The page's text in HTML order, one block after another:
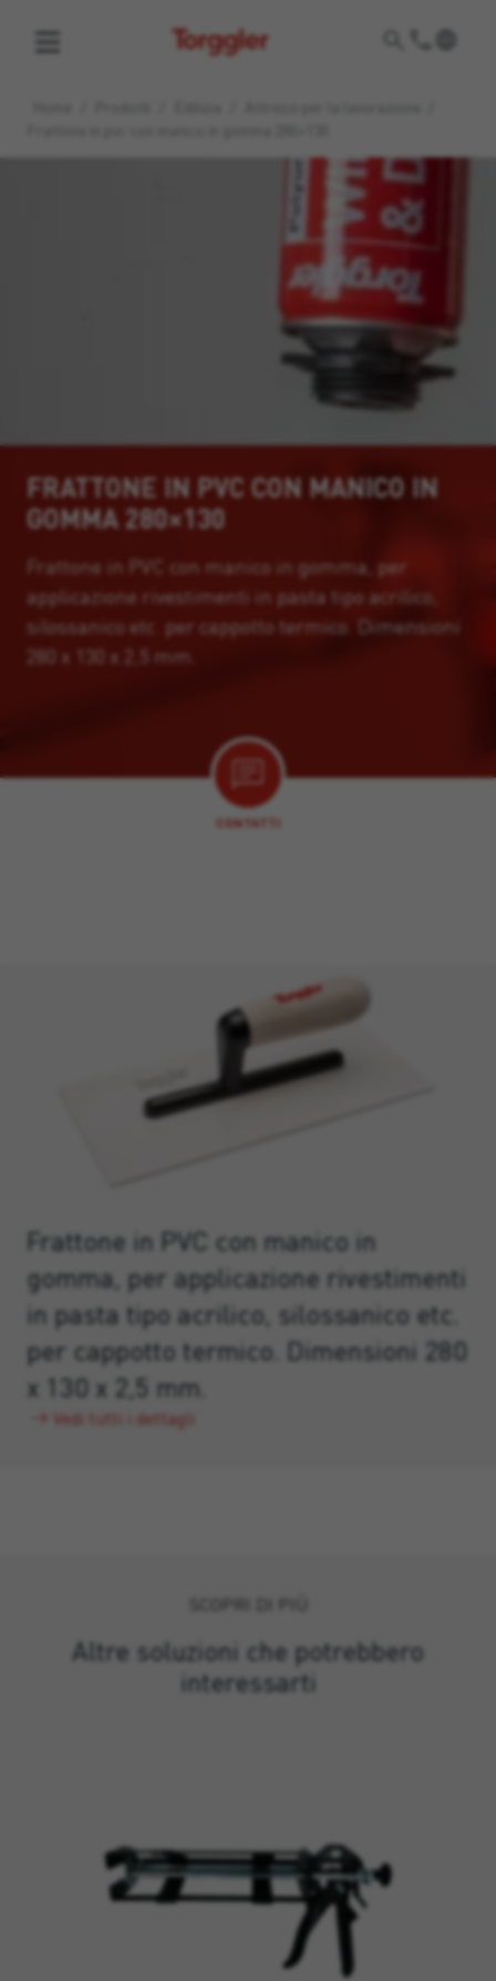
Torggler
FRATTONE IN PVC CON MANICO IN
GOMMA 280×130
Frattone in PVC con manico in gomma, per
applicazione rivestimenti in pasta tipo acrilico,
silossanico etc. per cappotto termico. Dimensioni
280 x 130 x 2,5 mm.
CONTATTI
Frattone in PVC con manico in
gomma, per applicazione rivestimenti
in pasta tipo acrilico, silossanico etc.
per cappotto termico. Dimensioni 280
x 130 x 2,5 mm.
Vedi tutti i dettagli
Altre soluzioni che potrebbero
interessarti